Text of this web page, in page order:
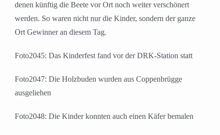
denen künftig die Beete vor Ort noch weiter verschönert
werden. So waren nicht nur die Kinder, sondern der ganze
Ort Gewinner an diesem Tag.
Foto2045: Das Kinderfest fand vor der DRK-Station statt
Foto2047: Die Holzbuden wurden aus Coppenbrügge
ausgeliehen
Foto2048: Die Kinder konnten auch einen Käfer bemalen